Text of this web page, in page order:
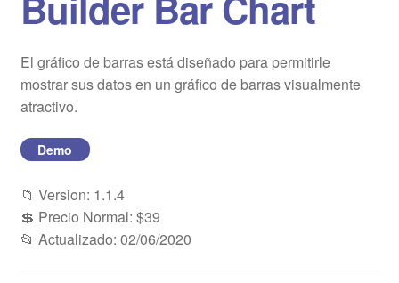
Blog
Mi cuenta
El gráfico de barras está diseñado para permitirle
mostrar sus datos en un gráfico de barras visualmente
atractivo.
Demo
📁 Version: 1.1.4
💲 Precio Normal: $39
📂 Actualizado: 02/06/2020